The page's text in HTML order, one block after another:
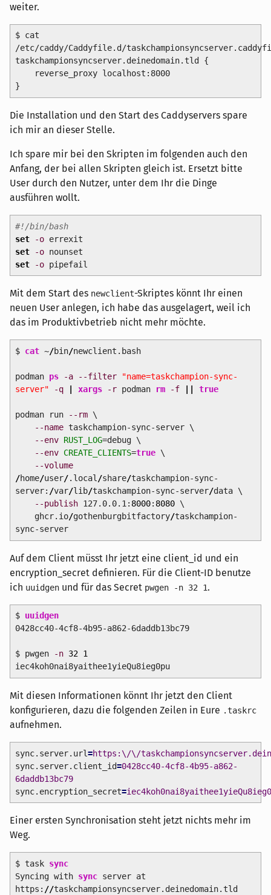
weiter.
$ cat
/etc/caddy/Caddyfile.d/
taskchampionsyncserver.deinedomain.tld {
reverse_proxy localhost: 8000
}
Die Installation und den Start des Caddyservers spare
ich mir an dieser Stelle.
Ich spare mir bei den Skripten im folgenden auch den
Anfang, der bei allen Skripten gleich ist. Ersetzt bitte
User durch den Nutzer, unter dem Ihr die Dinge
ausführen wollt.
#!/bin/bash
set
-oerrexit
set
-onounset
set
-opipefail
Mit dem Start des newclient-Skriptes könnt Ihr einen
neuen User anlegen, ich habe das ausgelagert, weil ich
das im Produktivbetrieb nicht mehr möchte.
$ cat~/bin/newclient.bash
podman ps -a --filter
"name=taskchampion-sync-
server"
-q xargs -rpodman rm -f true
podman run --rm\
--nametaskchampion-sync-server \
--env RUST_LOG=debug \
--env CREATE_CLIENTS=true\
--volume
/home/user/.local /share/taskchampion-sync-
server: /var/lib/taskchampion-sync-server/data \
--publish127.0.0.1: 8000: 8080\
ghcr.io/gothenburgbitfactory/taskchampion-
sync-server
Auf dem Client müsst Ihr jetzt eine client_id und ein
encryption_secret definieren. Für die Client-ID benutze
ich uuidgen und für das Secret pwgen -n 32 1.
$ uuidgen
0428cc40-4cf8-4b95-a862-6daddb13bc79
$ pwgen -n 32 1
iec4koh0nai8yaithee1yieQu8ieg0pu
Mit diesen Informationen könnt Ihr jetzt den Client
konfigurieren, dazu die folgenden Zeilen in Eure .taskrc
aufnehmen.
sync.server.url=https:\/\/
sync.server.client_id=0428cc40-4cf8-4b95-a862-
6daddb13bc79
sync.encryption_secret=
Einer ersten Synchronisation steht jetzt nichts mehr im
Weg.
$ task sync
Syncing with syncserver at
https: //taskchampionsyncserver.deinedomain.tld